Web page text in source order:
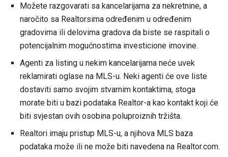
Možete razgovarati sa kancelarijama za nekretnine, a
naročito sa Realtorsima određenim u određenim
gradovima ili delovima gradova da biste se raspitali o
potencijalnim mogućnostima investicione imovine.
Agenti za listing u nekim kancelarijama neće uvek
reklamirati oglase na MLS-u. Neki agenti će ove liste
dostaviti samo svojim stvarnim kontaktima, stoga
morate biti u bazi podataka Realtor-a kao kontakt koji će
biti svjestan ovih osobina poluproiznih tržišta.
Realtori imaju pristup MLS-u, a njihova MLS baza
podataka može ili ne može biti navedena na Realtor.com.